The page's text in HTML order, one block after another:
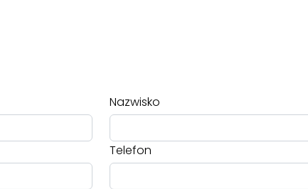
Nazwisko
Telefon